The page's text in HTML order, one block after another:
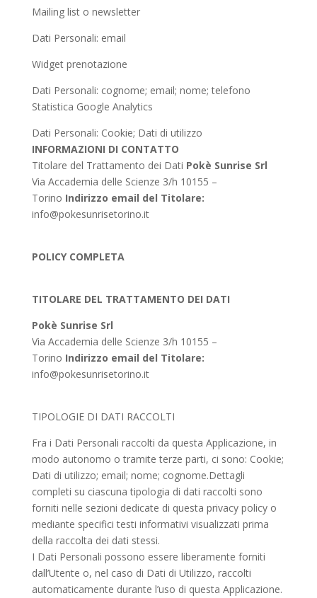
Mailing list o newsletter
Dati Personali: email
Widget prenotazione
Dati Personali: cognome; email; nome; telefono
Statistica Google Analytics
Dati Personali: Cookie; Dati di utilizzo
INFORMAZIONI DI CONTATTO
Titolare del Trattamento dei Dati Pokè Sunrise Srl
Via Accademia delle Scienze 3/h 10155 –
Torino Indirizzo email del Titolare:
info@pokesunrisetorino.it
POLICY COMPLETA
TITOLARE DEL TRATTAMENTO DEI DATI
Pokè Sunrise Srl
Via Accademia delle Scienze 3/h 10155 –
Torino Indirizzo email del Titolare:
info@pokesunrisetorino.it
TIPOLOGIE DI DATI RACCOLTI
Fra i Dati Personali raccolti da questa Applicazione, in
modo autonomo o tramite terze parti, ci sono: Cookie;
Dati di utilizzo; email; nome; cognome.Dettagli
completi su ciascuna tipologia di dati raccolti sono
forniti nelle sezioni dedicate di questa privacy policy o
mediante specifici testi informativi visualizzati prima
della raccolta dei dati stessi.
I Dati Personali possono essere liberamente forniti
dall’Utente o, nel caso di Dati di Utilizzo, raccolti
automaticamente durante l’uso di questa Applicazione.